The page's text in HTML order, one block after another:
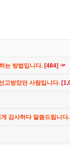
는 방법입니다. [484]
고받았던 사람입니다.
감사하다 말씀드립니다.